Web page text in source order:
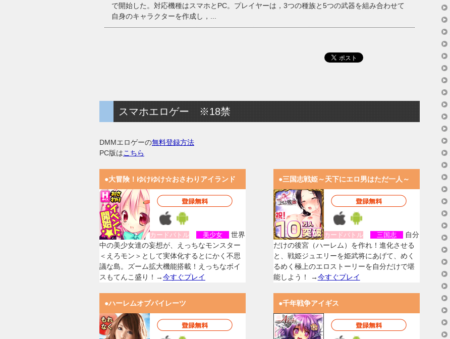
で開始した。対応機種はスマホとPC。プレイヤーは，3つの種族と5つの武器を組み合わせて
自身のキャラクターを作成し，...
スマホエロゲー ※18禁
DMMエロゲーの無料登録方法
PC版はこちら
●大冒険！ゆけゆけ☆おさわりアイランド
カードバトル 美少女
世界
中の美少女達の妄想が、えっちなモンスター
＜えろモン＞として実体化するとにかく不思
議な島。ズーム拡大機能搭載！えっちなボイ
スもてんこ盛り！→今すぐプレイ
●三国志戦姫～天下にエロ男はただ一人～
カードバトル 三国志
自分
だけの後宮（ハーレム）を作れ！進化させる
と、戦姫ジュエリーを姫武将にあげて、めく
るめく極上のエロストーリーを自分だけで堪
能しよう！ →今すぐプレイ
●ハーレムオブパイレーツ ●千年戦争アイギス